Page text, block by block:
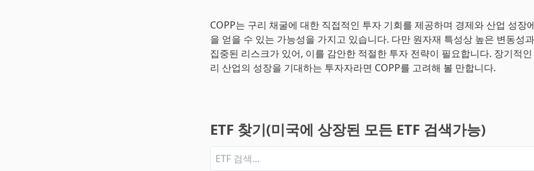
COPP는 구리 채굴에 대한 직접적인 투자 기회를 제공하며 경제와 산업 성장
을 얻을 수 있는 가능성을 가지고 있습니다. 다만 원자재 특성상 높은 변동성
집중된 리스크가 있어, 이를 감안한 적절한 투자 전략이 필요합니다. 장기적
리 산업의 성장을 기대하는 투자자라면 COPP를 고려해 볼 만합니다.
ETF 찾기(미국에 상장된 모든 ETF 검색가능)